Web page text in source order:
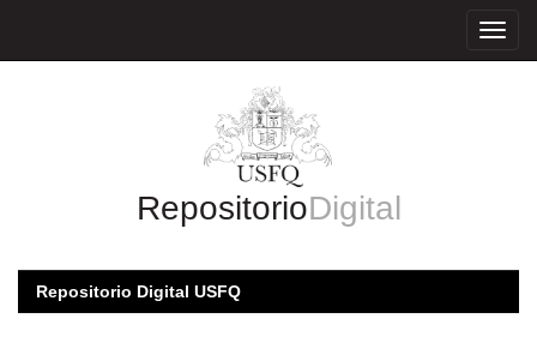
RepositorioDigital
Repositorio Digital USFQ